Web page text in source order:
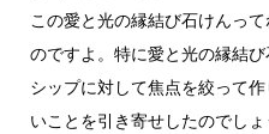
この愛と光の縁結び石けんっ
のですよ。特に愛と光の縁結
シップに対して焦点を絞って
いことを引き寄せしたのでし